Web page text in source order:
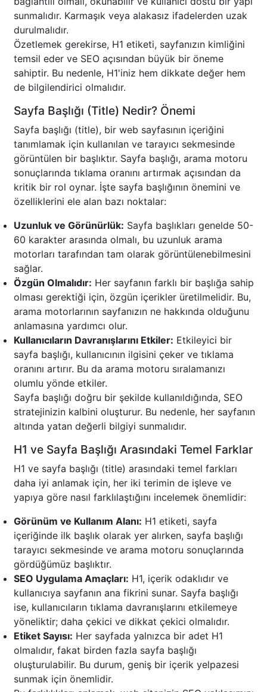
sunmalıdır. Karmaşık veya alakasız ifadelerden uzak
durulmalıdır.
Özetlemek gerekirse, H1 etiketi, sayfanızın kimliğini
temsil eder ve SEO açısından büyük bir öneme
sahiptir. Bu nedenle, H1'iniz hem dikkate değer hem
de bilgilendirici olmalıdır.
Sayfa Başlığı (Title) Nedir? Önemi
Sayfa başlığı (title), bir web sayfasının içeriğini
tanımlamak için kullanılan ve tarayıcı sekmesinde
görüntülen bir başlıktır. Sayfa başlığı, arama motoru
sonuçlarında tıklama oranını artırmak açısından da
kritik bir rol oynar. İşte sayfa başlığının önemini ve
özelliklerini ele alan bazı noktalar:
Uzunluk ve Görünürlük: Sayfa başlıkları genelde 50-
60 karakter arasında olmalı, bu uzunluk arama
motorları tarafından tam olarak görüntülenebilmesini
sağlar.
Özgün Olmalıdır: Her sayfanın farklı bir başlığa sahip
olması gerektiği için, özgün içerikler üretilmelidir. Bu,
arama motorlarının sayfanızın ne hakkında olduğunu
anlamasına yardımcı olur.
Kullanıcıların Davranışlarını Etkiler: Etkileyici bir
sayfa başlığı, kullanıcının ilgisini çeker ve tıklama
oranını artırır. Bu da arama motoru sıralamanızı
olumlu yönde etkiler.
Sayfa başlığı doğru bir şekilde kullanıldığında, SEO
stratejinizin kalbini oluşturur. Bu nedenle, her sayfanın
altında yatan değerli bilgiyi sunmalıdır.
H1 ve Sayfa Başlığı Arasındaki Temel Farklar
H1 ve sayfa başlığı (title) arasındaki temel farkları
daha iyi anlamak için, her iki terimin de işleve ve
yapıya göre nasıl farklılaştığını incelemek önemlidir:
Görünüm ve Kullanım Alanı: H1 etiketi, sayfa
içeriğinde ilk başlık olarak yer alırken, sayfa başlığı
tarayıcı sekmesinde ve arama motoru sonuçlarında
gördüğümüz başlıktır.
SEO Uygulama Amaçları: H1, içerik odaklıdır ve
kullanıcıya sayfanın ana fikrini sunar. Sayfa başlığı
ise, kullanıcıların tıklama davranışlarını etkilemeye
yöneliktir; daha çekici ve dikkat çekici olmalıdır.
Etiket Sayısı: Her sayfada yalnızca bir adet H1
olmalıdır, fakat birden fazla sayfa başlığı
oluşturulabilir. Bu durum, geniş bir içerik yelpazesi
sunmak için önemlidir.